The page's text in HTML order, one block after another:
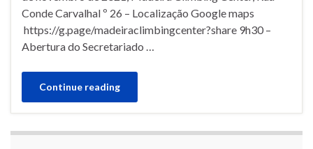
Conde Carvalhal º 26 – Localização Google maps
https://g.page/madeiraclimbingcenter?share 9h30 –
Abertura do Secretariado …
Continue reading